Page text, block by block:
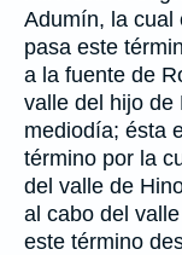
Adumín, la cual
pasa este
a la fuente de
valle del hijo de
mediodía; ésta
término por la
del valle de
al cabo del
este término